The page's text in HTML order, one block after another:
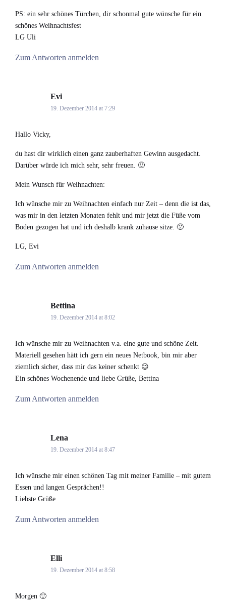
PS: ein sehr schönes Türchen, dir schonmal gute wünsche für ein
schönes Weihnachtsfest
LG Uli
Zum Antworten anmelden
Evisays:
19. Dezember 2014 at 7:29
Hallo Vicky,
du hast dir wirklich einen ganz zauberhaften Gewinn ausgedacht.
Darüber würde ich mich sehr, sehr freuen. 🙂
Mein Wunsch für Weihnachten:
Ich wünsche mir zu Weihnachten einfach nur Zeit – denn die ist das,
was mir in den letzten Monaten fehlt und mir jetzt die Füße vom
Boden gezogen hat und ich deshalb krank zuhause sitze. 🙁
LG, Evi
Zum Antworten anmelden
Bettina
19. Dezember 2014 at 8:02
Ich wünsche mir zu Weihnachten v.a. eine gute und schöne Zeit.
Materiell gesehen hätt ich gern ein neues Netbook, bin mir aber
ziemlich sicher, dass mir das keiner schenkt 😉
Ein schönes Wochenende und liebe Grüße, Bettina
Zum Antworten anmelden
Lena
19. Dezember 2014 at 8:47
Ich wünsche mir einen schönen Tag mit meiner Familie – mit gutem
Essen und langen Gesprächen!!
Liebste Grüße
Zum Antworten anmelden
Ellisays:
19. Dezember 2014 at 8:58
Morgen 🙂